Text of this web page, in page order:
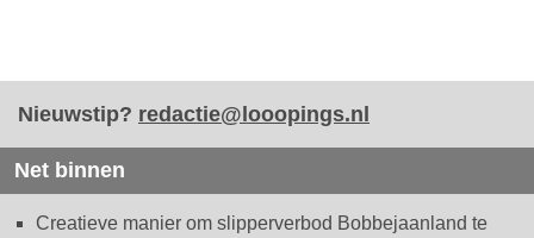
Nieuwstip? redactie@looopings.nl
Net binnen
Creatieve manier om slipperverbod Bobbejaanland te